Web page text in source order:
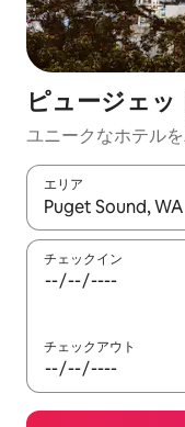
ピュージェ
ユニークなホ⁠テ⁠ル⁠
エリア
検索結果が表示さ
チェックイン
チェックアウト